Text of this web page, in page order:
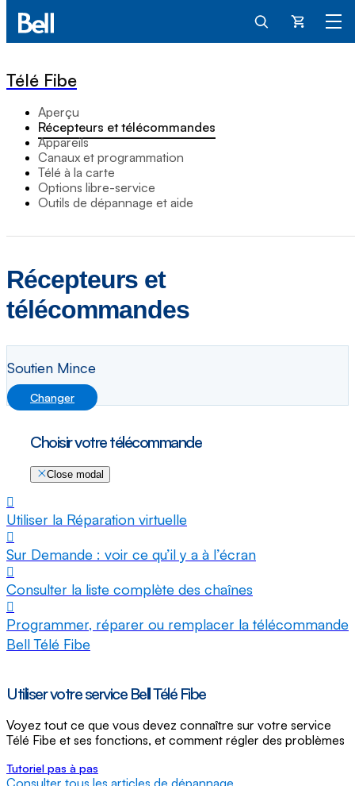
Panier
Télé Fibe
Aperçu
Récepteurs et télécommandes
Appareils
Canaux et programmation
Télé à la carte
Options libre-service
Outils de dépannage et aide
Récepteurs et
télécommandes
Soutien Mince
Changer
Choisir votre télécommande
Close modal
Utiliser la Réparation virtuelle
Sur Demande : voir ce qu’il y a à l’écran
Consulter la liste complète des chaînes
Programmer, réparer ou remplacer la télécommande
Bell Télé Fibe
Utiliser votre service Bell Télé Fibe
Voyez tout ce que vous devez connaître sur votre service
Télé Fibe et ses fonctions, et comment régler des problèmes
Tutoriel pas à pas